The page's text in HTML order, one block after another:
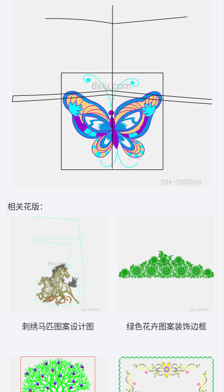
相关花版：
刺绣马匹图案设计图 绿色花卉图案装饰边框